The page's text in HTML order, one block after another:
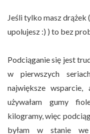
Jeśli tylko masz drążek (
upolujesz :) ) to bez
Podciąganie się jest
w pierwszych
największe
używałam gumy
kilogramy, więc
byłam w stanie